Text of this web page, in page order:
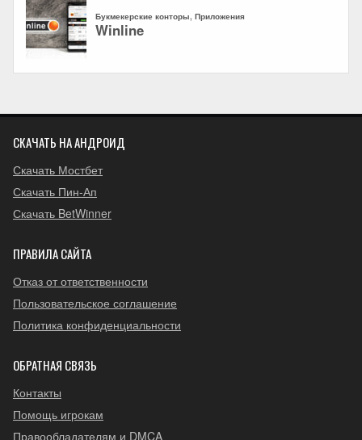
СКАЧАТЬ НА АНДРОИД
Скачать Мостбет
Скачать Пин-Ап
Скачать BetWinner
ПРАВИЛА САЙТА
Отказ от ответственности
Пользовательское соглашение
Политика конфиденциальности
ОБРАТНАЯ СВЯЗЬ
Контакты
Помощь игрокам
Правообладателям и DMCA